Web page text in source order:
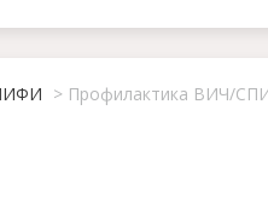
> Профилактика ВИЧ/